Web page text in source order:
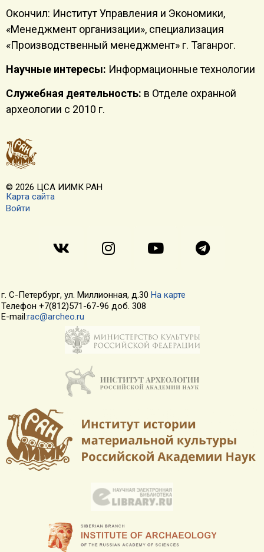
Окончил: Институт Управления и Экономики,
«Менеджмент организации», специализация
«Производственный менеджмент» г. Таганрог.
Научные интересы: Информационные технологии
Служебная деятельность: в Отделе охранной
археологии с 2010 г.
© 2026 ЦСА ИИМК РАН
Карта сайта
Войти
г. С-Петербург, ул. Миллионная, д.30 На карте
Телефон +7(812)571-67-96 доб. 308
E-mail:rac@archeo.ru